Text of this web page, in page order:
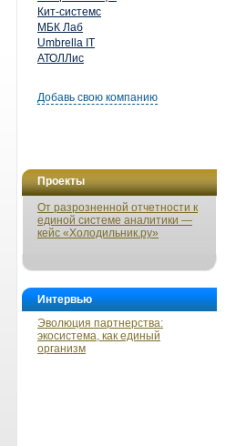
Кит-системс
МБК Лаб
Umbrella IT
АТОЛЛис
Добавь свою компанию
Проекты
От разрозненной отчетности к
единой системе аналитики —
кейс «Холодильник.ру»
Интервью
Эволюция партнерства:
экосистема, как единый
организм